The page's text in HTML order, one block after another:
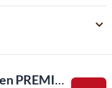
Caffè MAURO Kaffeebohnen PREMIUM (1kg)